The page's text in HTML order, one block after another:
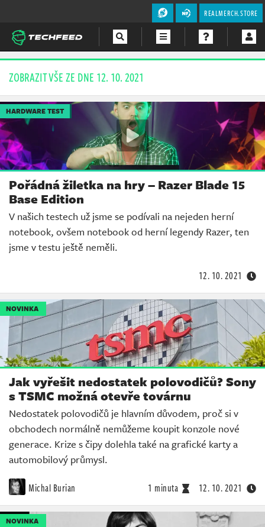
REALMERCH.STORE
Magazín
Videa
Soutěže
ZOBRAZIT VŠE ZE DNE 12. 10. 2021
HARDWARE TEST
Pořádná žiletka na hry – Razer Blade 15
Base Edition
V našich testech už jsme se podívali na nejeden herní
notebook, ovšem notebook od herní legendy Razer, ten
jsme v testu ještě neměli.
12. 10. 2021
NOVINKA
Jak vyřešit nedostatek polovodičů? Sony
s TSMC možná otevře továrnu
Nedostatek polovodičů je hlavním důvodem, proč si v
obchodech normálně nemůžeme koupit konzole nové
generace. Krize s čipy dolehla také na grafické karty a
automobilový průmysl.
Michal Burian 1 minuta 12. 10. 2021
NOVINKA